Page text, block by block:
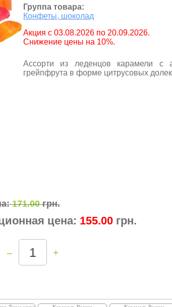
Группа товара:
Конфеты, шоколад
Aкция с 03.08.2026 по 20.09.2026.
Снижение цены на 10%.
Ассорти из леденцов карамели с
грейпфрута в форме цитрусовых
171.00грн.
цена: 155.00 грн.
– +